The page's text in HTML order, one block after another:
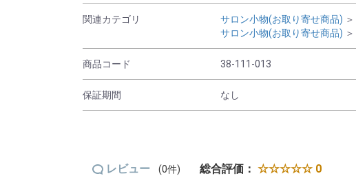
関連カテゴリ サロン小物(お取り寄せ商品) ＞
サロン小物(お取り寄せ商品) ＞
商品コード 38-111-013
保証期間 なし
レビュー (0件) 総合評価： ☆☆☆☆☆ 0